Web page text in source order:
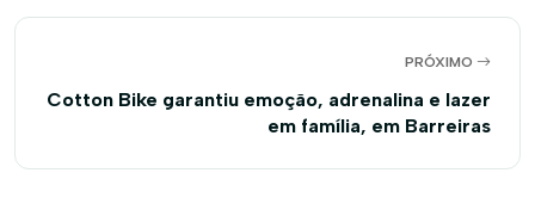
PRÓXIMO
Cotton Bike garantiu emoção, adrenalina e lazer
em família, em Barreiras